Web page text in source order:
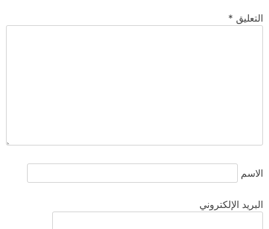
التعليق *
الاسم
البريد الإلكتروني